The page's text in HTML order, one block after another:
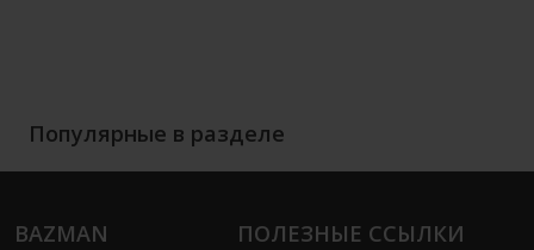
Популярные в разделе
BAZMAN ПОЛЕЗНЫЕ ССЫЛКИ